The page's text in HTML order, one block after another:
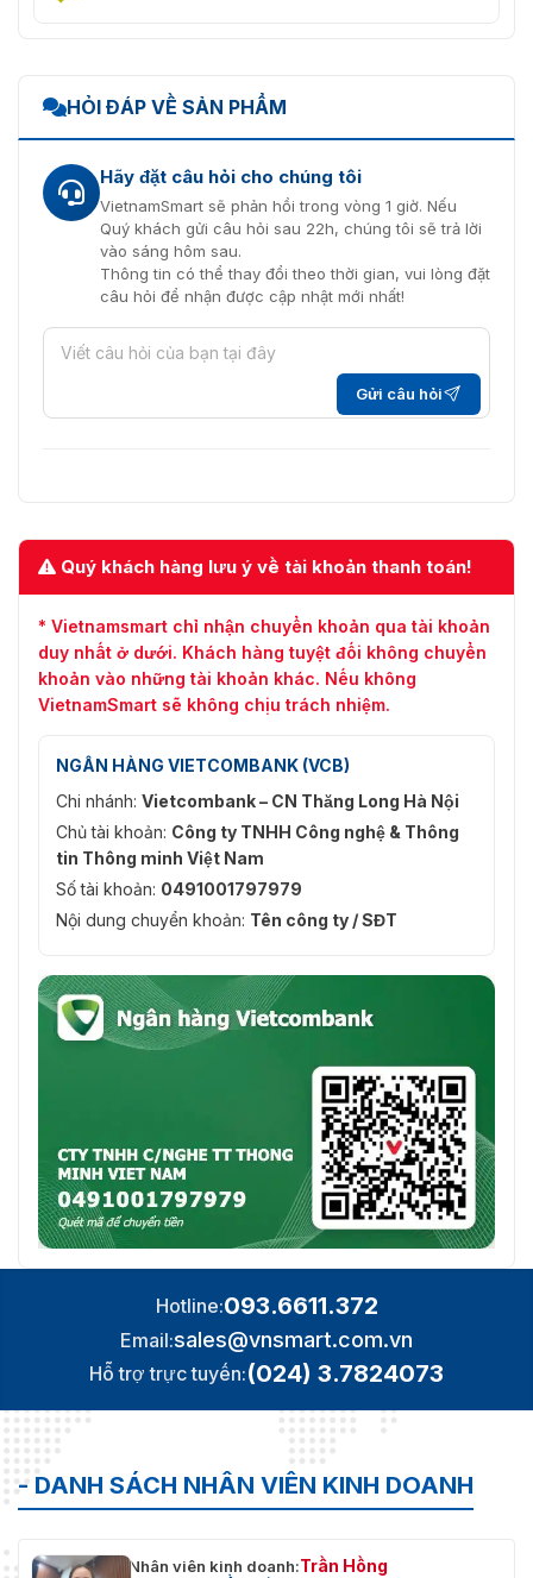
HỎI ĐÁP VỀ SẢN PHẨM
Hãy đặt câu hỏi cho chúng tôi
VietnamSmart sẽ phản hồi trong vòng 1 giờ. Nếu
Quý khách gửi câu hỏi sau 22h, chúng tôi sẽ trả lời
vào sáng hôm sau.
Thông tin có thể thay đổi theo thời gian, vui lòng đặt
câu hỏi để nhận được cập nhật mới nhất!
Gửi câu hỏi
Quý khách hàng lưu ý về tài khoản thanh toán!
* Vietnamsmart chỉ nhận chuyển khoản qua tài khoản
duy nhất ở dưới. Khách hàng tuyệt đối không chuyển
khoản vào những tài khoản khác. Nếu không
VietnamSmart sẽ không chịu trách nhiệm.
NGÂN HÀNG VIETCOMBANK (VCB)
Chi nhánh: Vietcombank – CN Thăng Long Hà Nội
Chủ tài khoản: Công ty TNHH Công nghệ & Thông
tin Thông minh Việt Nam
Số tài khoản: 0491001797979
Nội dung chuyển khoản: Tên công ty / SĐT
Hotline:093.6611.372
Email:sales@vnsmart.com.vn
Hỗ trợ trực tuyến:(024) 3.7824073
- DANH SÁCH NHÂN VIÊN KINH DOANH
Nhân viên kinh doanh:Trần Hồng